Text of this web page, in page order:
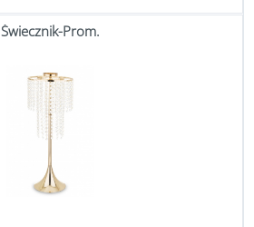
Świecznik-Prom.